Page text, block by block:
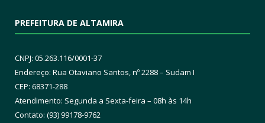
PREFEITURA DE ALTAMIRA
CNPJ: 05.263.116/0001-37
Endereço: Rua Otaviano Santos, nº 2288 – Sudam I
CEP: 68371-288
Atendimento: Segunda a Sexta-feira – 08h às 14h
Contato: (93) 99178-9762